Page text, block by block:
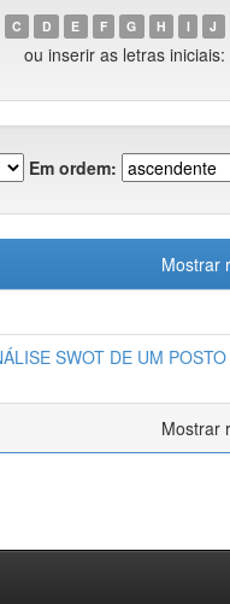
C D E F G H I J
ou inserir as letras iniciais:
Em ordem:
Mostrar
SWOT DE UM
Mostrar